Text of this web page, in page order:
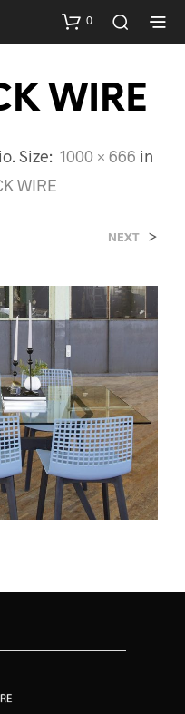
0
WIRE
. Size: 1000 × 666 in
WIRE
NEXT >